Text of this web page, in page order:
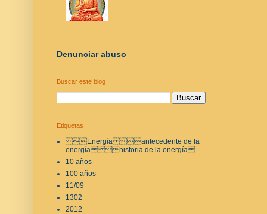
Denunciar abuso
Buscar este blog
Etiquetas
Energía antecedente de la
energía historia de la energía
10 años
100 años
11/09
1302
2012